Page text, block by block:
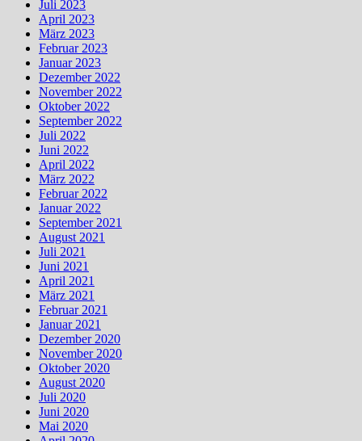
Juli 2023
April 2023
März 2023
Februar 2023
Januar 2023
Dezember 2022
November 2022
Oktober 2022
September 2022
Juli 2022
Juni 2022
April 2022
März 2022
Februar 2022
Januar 2022
September 2021
August 2021
Juli 2021
Juni 2021
April 2021
März 2021
Februar 2021
Januar 2021
Dezember 2020
November 2020
Oktober 2020
August 2020
Juli 2020
Juni 2020
Mai 2020